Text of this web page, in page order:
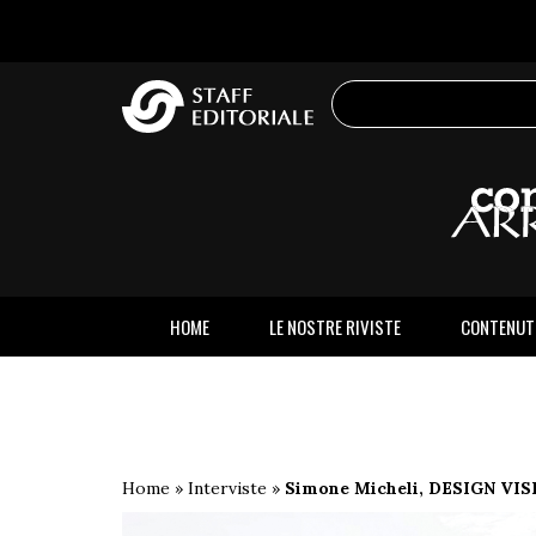
HOME LE NOSTRE RIVISTE
Home » Interviste » Simone Micheli, DESIGN